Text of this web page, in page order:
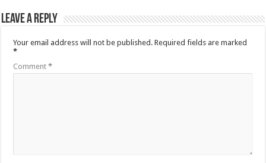
Leave a Reply
Your email address will not be published. Required fields are marked
*
Comment*